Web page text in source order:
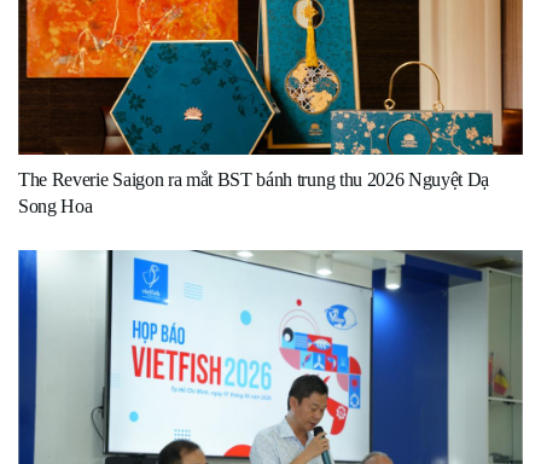
The Reverie Saigon ra mắt BST bánh trung thu 2026 Nguyệt Dạ
Song Hoa